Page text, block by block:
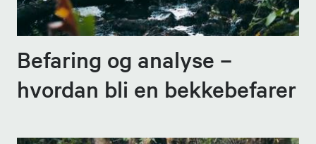
Befaring og analyse –
hvordan bli en bekkebefarer